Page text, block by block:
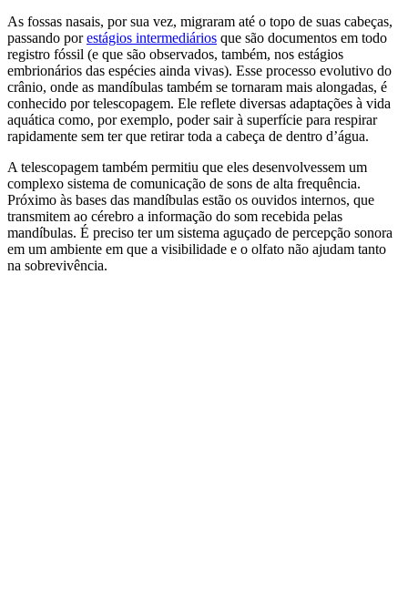
As fossas nasais, por sua vez, migraram até o topo de suas cabeças,
passando porestágios intermediários que são documentos em todo
registro fóssil (e que são observados, também, nos estágios
embrionários das espécies ainda vivas). Esse processo evolutivo do
crânio, onde as mandíbulas também se tornaram mais alongadas, é
conhecido por telescopagem. Ele reflete diversas adaptações à vida
aquática como, por exemplo, poder sair à superfície para respirar
rapidamente sem ter que retirar toda a cabeça de dentro d’água.
A telescopagem também permitiu que eles desenvolvessem um
complexo sistema de comunicação de sons de alta frequência.
Próximo às bases das mandíbulas estão os ouvidos internos, que
transmitem ao cérebro a informação do som recebida pelas
mandíbulas. É preciso ter um sistema aguçado de percepção sonora
em um ambiente em que a visibilidade e o olfato não ajudam tanto
na sobrevivência.